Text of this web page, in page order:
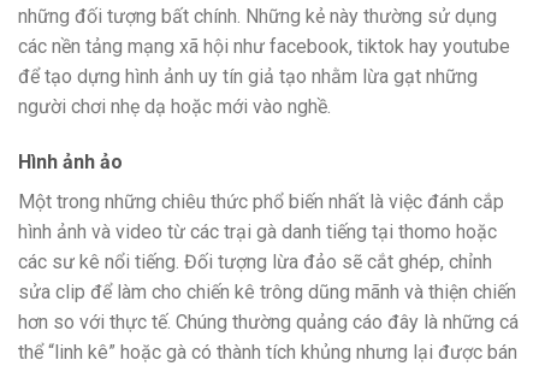
những đối tượng bất chính. Những kẻ này thường sử dụng
các nền tảng mạng xã hội như facebook, tiktok hay youtube
để tạo dựng hình ảnh uy tín giả tạo nhằm lừa gạt những
người chơi nhẹ dạ hoặc mới vào nghề.
Hình ảnh ảo
Một trong những chiêu thức phổ biến nhất là việc đánh cắp
hình ảnh và video từ các trại gà danh tiếng tại thomo hoặc
các sư kê nổi tiếng. Đối tượng lừa đảo sẽ cắt ghép, chỉnh
sửa clip để làm cho chiến kê trông dũng mãnh và thiện chiến
hơn so với thực tế. Chúng thường quảng cáo đây là những cá
thể “linh kê” hoặc gà có thành tích khủng nhưng lại được bán